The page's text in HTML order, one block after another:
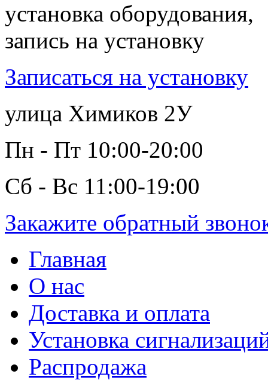
установка оборудования,
запись на установку
Записаться на установку
улица Химиков 2У
Пн - Пт 10:00-20:00
Сб - Вс 11:00-19:00
Закажите обратный
Главная
О нас
Доставка и оплата
Установка
Распродажа